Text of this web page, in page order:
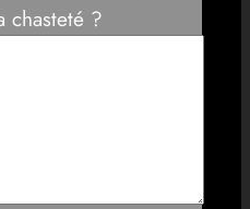
chasteté ?